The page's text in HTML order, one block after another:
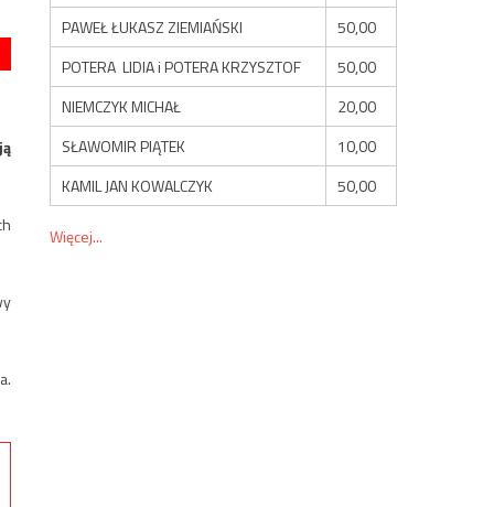
PAWEŁ ŁUKASZ ZIEMIAŃSKI
50,00
POTERA LIDIA i POTERA KRZYSZTOF
50,00
NIEMCZYK MICHAŁ
20,00
SŁAWOMIR PIĄTEK
10,00
KAMIL JAN KOWALCZYK
50,00
Więcej...